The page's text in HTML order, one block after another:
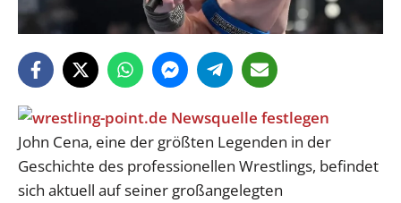
John Cena, eine der größten Legenden in der
Geschichte des professionellen Wrestlings, befindet
sich aktuell auf seiner großangelegten